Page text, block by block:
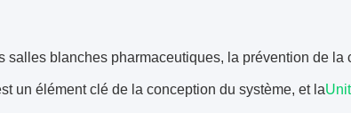
salles blanches pharmaceutiques, la prévention de
un élément clé de la conception du système, et la